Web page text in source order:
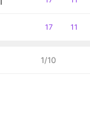
공
17
댓
11
1/10